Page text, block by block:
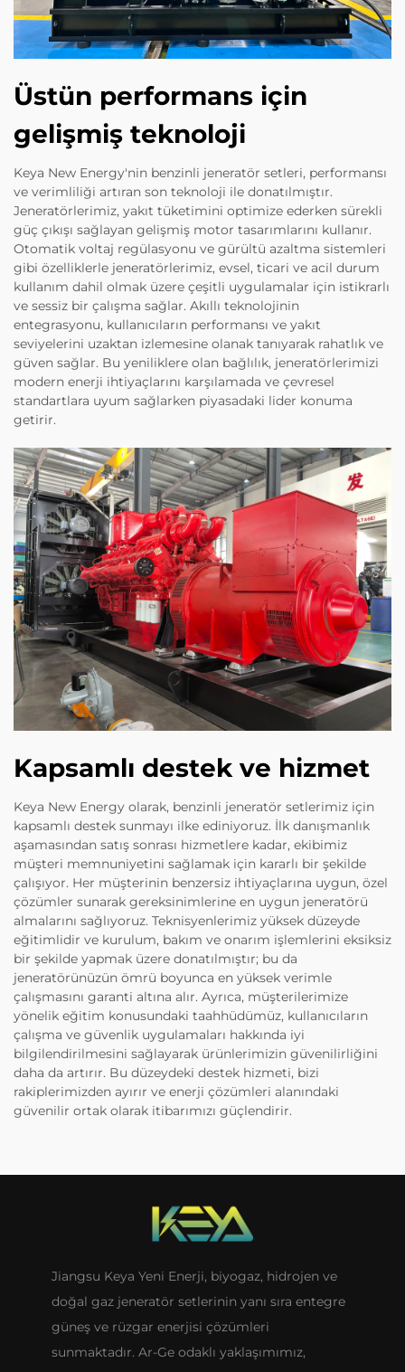
Üstün performans için
gelişmiş teknoloji
Keya New Energy'nin benzinli jeneratör setleri, performansı
ve verimliliği artıran son teknoloji ile donatılmıştır.
Jeneratörlerimiz, yakıt tüketimini optimize ederken sürekli
güç çıkışı sağlayan gelişmiş motor tasarımlarını kullanır.
Otomatik voltaj regülasyonu ve gürültü azaltma sistemleri
gibi özelliklerle jeneratörlerimiz, evsel, ticari ve acil durum
kullanım dahil olmak üzere çeşitli uygulamalar için istikrarlı
ve sessiz bir çalışma sağlar. Akıllı teknolojinin
entegrasyonu, kullanıcıların performansı ve yakıt
seviyelerini uzaktan izlemesine olanak tanıyarak rahatlık ve
güven sağlar. Bu yeniliklere olan bağlılık, jeneratörlerimizi
modern enerji ihtiyaçlarını karşılamada ve çevresel
standartlara uyum sağlarken piyasadaki lider konuma
getirir.
Kapsamlı destek ve hizmet
Keya New Energy olarak, benzinli jeneratör setlerimiz için
kapsamlı destek sunmayı ilke ediniyoruz. İlk danışmanlık
aşamasından satış sonrası hizmetlere kadar, ekibimiz
müşteri memnuniyetini sağlamak için kararlı bir şekilde
çalışıyor. Her müşterinin benzersiz ihtiyaçlarına uygun, özel
çözümler sunarak gereksinimlerine en uygun jeneratörü
almalarını sağlıyoruz. Teknisyenlerimiz yüksek düzeyde
eğitimlidir ve kurulum, bakım ve onarım işlemlerini eksiksiz
bir şekilde yapmak üzere donatılmıştır; bu da
jeneratörünüzün ömrü boyunca en yüksek verimle
çalışmasını garanti altına alır. Ayrıca, müşterilerimize
yönelik eğitim konusundaki taahhüdümüz, kullanıcıların
çalışma ve güvenlik uygulamaları hakkında iyi
bilgilendirilmesini sağlayarak ürünlerimizin güvenilirliğini
daha da artırır. Bu düzeydeki destek hizmeti, bizi
rakiplerimizden ayırır ve enerji çözümleri alanındaki
güvenilir ortak olarak itibarımızı güçlendirir.
Jiangsu Keya Yeni Enerji, biyogaz, hidrojen ve
doğal gaz jeneratör setlerinin yanı sıra entegre
güneş ve rüzgar enerjisi çözümleri
sunmaktadır. Ar-Ge odaklı yaklaşımımız,